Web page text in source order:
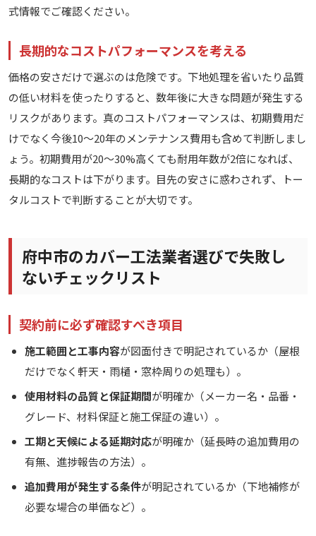
式情報でご確認ください。
長期的なコストパフォーマンスを考える
価格の安さだけで選ぶのは危険です。下地処理を省いたり品質
の低い材料を使ったりすると、数年後に大きな問題が発生する
リスクがあります。真のコストパフォーマンスは、初期費用だ
けでなく今後10〜20年のメンテナンス費用も含めて判断しまし
ょう。初期費用が20〜30%高くても耐用年数が2倍になれば、
長期的なコストは下がります。目先の安さに惑わされず、トー
タルコストで判断することが大切です。
府中市のカバー工法業者選びで失敗し
ないチェックリスト
契約前に必ず確認すべき項目
施工範囲と工事内容が図面付きで明記されているか（屋根
だけでなく軒天・雨樋・窓枠周りの処理も）。
使用材料の品質と保証期間が明確か（メーカー名・品番・
グレード、材料保証と施工保証の違い）。
工期と天候による延期対応が明確か（延長時の追加費用の
有無、進捗報告の方法）。
追加費用が発生する条件が明記されているか（下地補修が
必要な場合の単価など）。